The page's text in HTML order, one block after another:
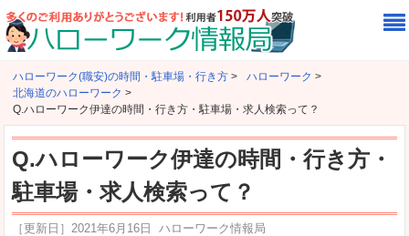
ハローワーク(職安)の時間・駐車場・行き方 > ハローワーク >
北海道のハローワーク >
Q.ハローワーク伊達の時間・行き方・駐車場・求人検索って？
Q.ハローワーク伊達の時間・行き方・
駐車場・求人検索って？
［更新日］ 2021年6月16日 ハローワーク情報局